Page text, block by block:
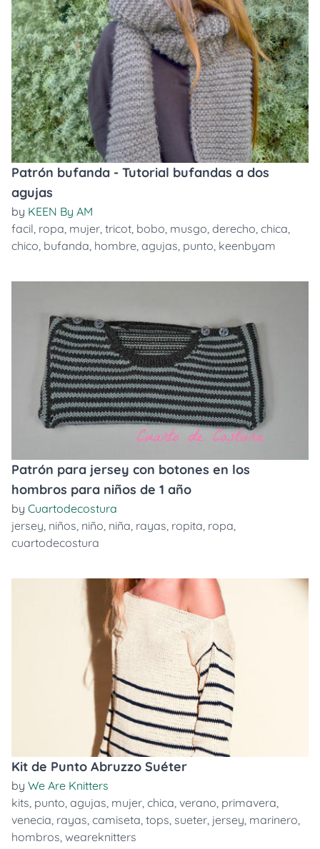
Patrón bufanda - Tutorial bufandas a dos
agujas
by KEEN By AM
facil, ropa, mujer, tricot, bobo, musgo, derecho, chica,
chico, bufanda, hombre, agujas, punto, keenbyam
Patrón para jersey con botones en los
hombros para niños de 1 año
by Cuartodecostura
jersey, niños, niño, niña, rayas, ropita, ropa,
cuartodecostura
Kit de Punto Abruzzo Suéter
by We Are Knitters
kits, punto, agujas, mujer, chica, verano, primavera,
venecia, rayas, camiseta, tops, sueter, jersey, marinero,
hombros, weareknitters